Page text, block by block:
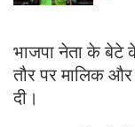
भाजपा नेता के बेटे
तौर पर मालिक
दी।